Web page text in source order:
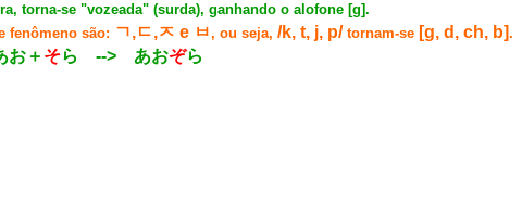
torna-se "vozeada" (surda), ganhando o alofone [g].
fenômeno são: ㄱ,ㄷ,ㅈ e ㅂ, ou seja, /k, t, j, p/ tornam-se [g, d, ch, b].
お＋ そら --> あおぞら